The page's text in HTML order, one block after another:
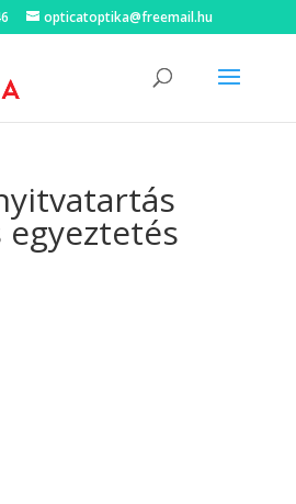
opticatoptika@freemail.hu